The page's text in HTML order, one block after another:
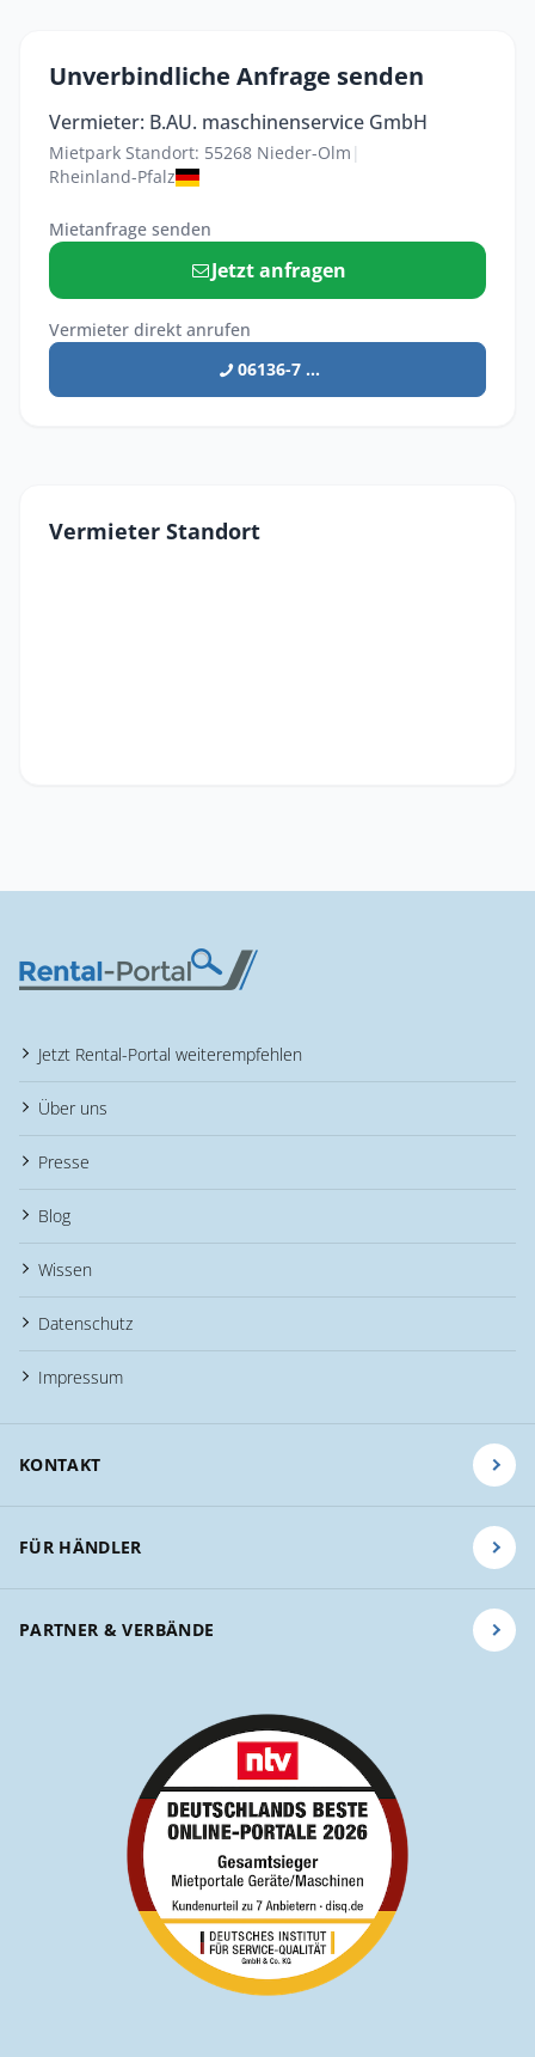
Unverbindliche Anfrage senden
Vermieter: B.AU. maschinenservice GmbH
Mietpark Standort: 55268 Nieder-Olm |
Rheinland-Pfalz
Mietanfrage senden
Jetzt anfragen
Vermieter direkt anrufen
06136-7 ...
Vermieter Standort
Jetzt Rental-Portal weiterempfehlen
Über uns
Presse
Blog
Wissen
Datenschutz
Impressum
KONTAKT
FÜR HÄNDLER
PARTNER & VERBÄNDE